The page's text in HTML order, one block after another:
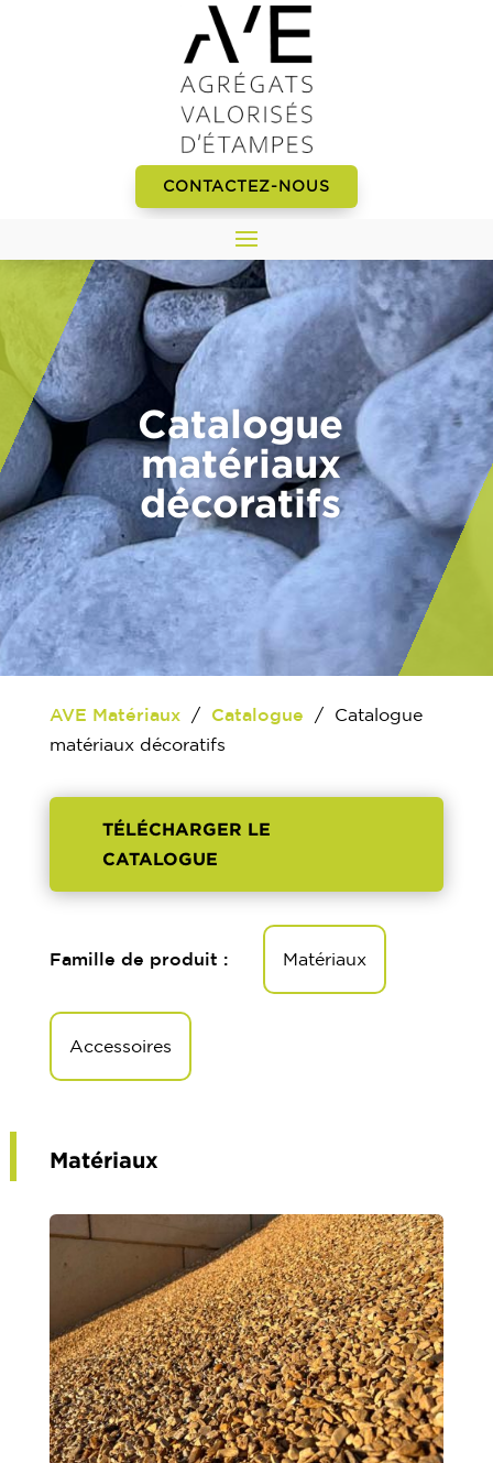
CONTACTEZ-NOUS
Catalogue
matériaux
décoratifs
AVE Matériaux/ Catalogue / Catalogue
matériaux décoratifs
TÉLÉCHARGER LE
CATALOGUE
Famille de produit : Matériaux
Accessoires
Matériaux